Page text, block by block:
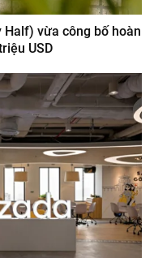
Half) vừa công bố hoàn
USD